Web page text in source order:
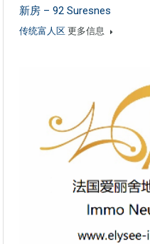
新房 – 92 Suresnes
传统富人区更多信息